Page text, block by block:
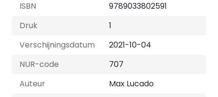
ISBN
9789033802591
Druk
1
Verschijningsdatum
2021-10-04
NUR-code
707
Auteur
Max Lucado